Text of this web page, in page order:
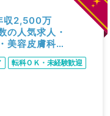
収2,500万
の人気求人・
美容皮膚科／
転科ＯＫ・未経験歓迎